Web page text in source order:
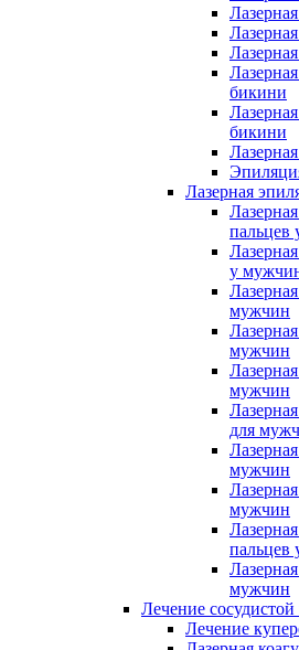
бикини
бикини
Лазерная
пальцев
у
мужчин
мужчин
мужчин
для
мужчин
мужчин
пальцев
мужчин
Лечение сосудистой
Лечение